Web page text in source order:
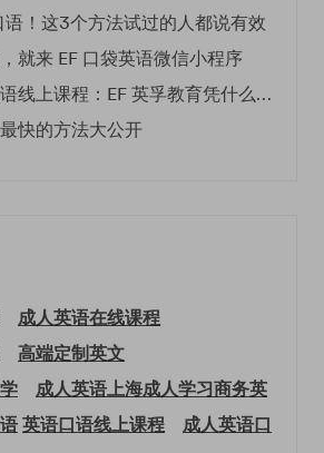
！这3个方法试过的人都说有效
就来 EF 口袋英语微信小程序
探寻成人英语口语线上课程：EF 英孚教育凭什么领航
快的方法大公开
成人英语在线课程
高端定制英文
成人英语上海成人学习商务英
英语口语线上课程
成人英语口